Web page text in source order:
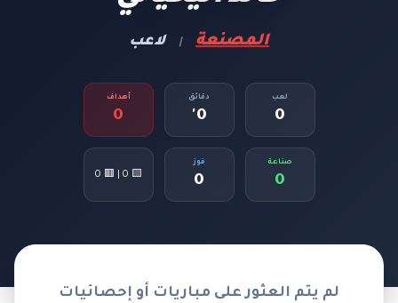
المصنعة | لاعب
لعب
0
دقائق
0'
أهداف
0
صناعة
0
فوز
0
🟨 0 | 🟥 0
لم يتم العثور على مباريات أو إحصائيات